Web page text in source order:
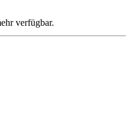
verfügbar.